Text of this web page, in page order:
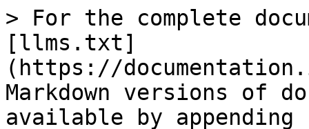
> For the complete
[llms.txt]
(https://
Markdown versions of
available by